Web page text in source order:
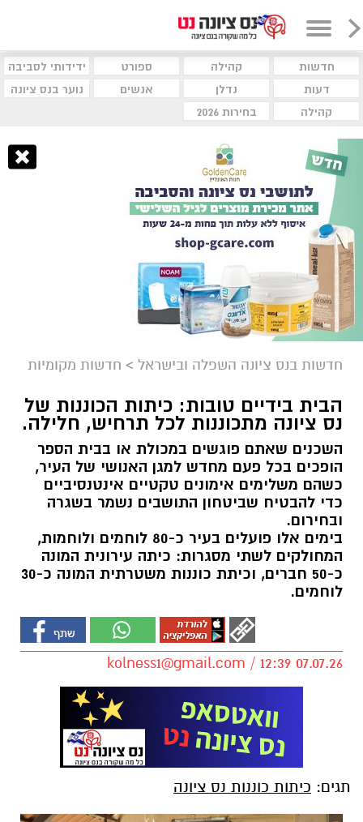
חדשות קהילה ספורט
ידידותי לסביבה
דעות
נדלן אנשים
נוער בנס ציונה
קהילה
בחירות 2026
חדשות בנס ציונה השפלה ובישראל > חדשות מקומיות
הבית בידיים טובות: כיתות הכוננות של
נס ציונה מתכוננות לכל תרחיש, חלילה.
השכנים שאתם פוגשים במכולת או בבית הספר
הופכים בכל פעם מחדש למגן האנושי של העיר,
כשהם משלימים אימונים טקטיים אינטנסיביים
כדי להבטיח שביטחון התושבים נשמר בשגרה
ובחירום.
בימים אלו פועלים בעיר כ-80 לוחמים ולוחמות,
המחולקים לשתי מסגרות: כיתה עירונית המונה
כ-50 חברים, וכיתת כוננות משטרתית המונה כ-30
לוחמים.
kolness1@gmail.com / 12:39 07.07.26
תגים: כיתות כוננות נס ציונה